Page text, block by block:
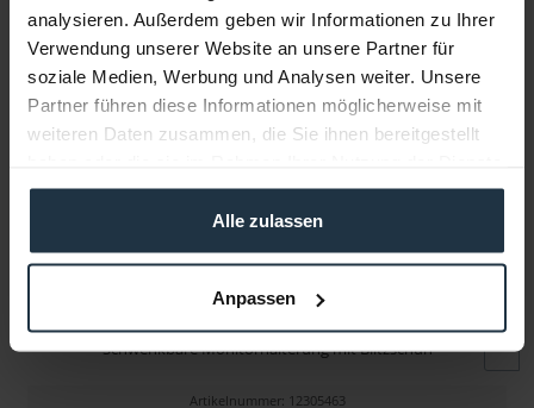
analysieren. Außerdem geben wir Informationen zu Ihrer
Verwendung unserer Website an unsere Partner für
soziale Medien, Werbung und Analysen weiter. Unsere
Partner führen diese Informationen möglicherweise mit
weiteren Daten zusammen, die Sie ihnen bereitgestellt
gesammelt haben.
Alle zulassen
Anpassen
Weitere Artikel von SmallRig ansehen
SmallRig 2905B
Schwenkbare Monitorhalterung mit Blitzschuh
Artikelnummer: 12305463